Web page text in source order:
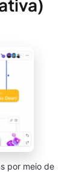
por meio de